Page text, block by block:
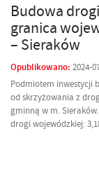
Budowa
granica
– Sieraków
Opublikowano: 2024-
Podmiotem inwestycji
od skrzyżowania z
gminną w m.
drogi wojewódzkiej: